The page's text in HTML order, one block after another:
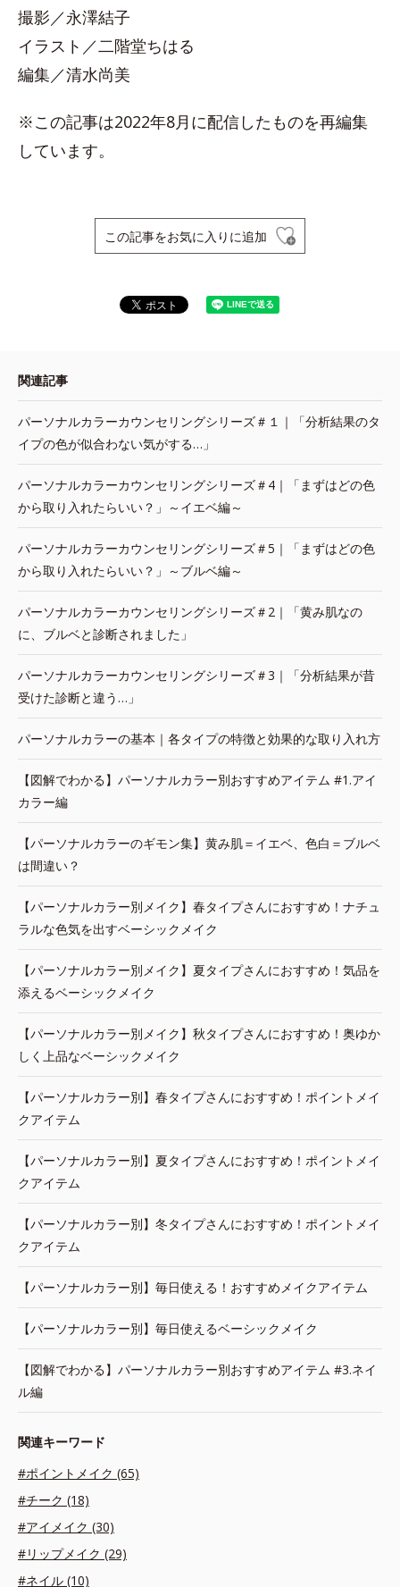
撮影／永澤結子
イラスト／二階堂ちはる
編集／清水尚美
※この記事は2022年8月に配信したものを再編集
しています。
この記事をお気に入りに追加
関連記事
パーソナルカラーカウンセリングシリーズ＃１｜「分析結果のタ
イプの色が似合わない気がする…」
パーソナルカラーカウンセリングシリーズ＃4｜「まずはどの色
から取り入れたらいい？」～イエベ編～
パーソナルカラーカウンセリングシリーズ＃5｜「まずはどの色
から取り入れたらいい？」～ブルベ編～
パーソナルカラーカウンセリングシリーズ＃2｜「黄み肌なの
に、ブルベと診断されました」
パーソナルカラーカウンセリングシリーズ＃3｜「分析結果が昔
受けた診断と違う…」
パーソナルカラーの基本｜各タイプの特徴と効果的な取り入れ方
【図解でわかる】パーソナルカラー別おすすめアイテム #1.アイ
カラー編
【パーソナルカラーのギモン集】黄み肌＝イエベ、色白＝ブルベ
は間違い？
【パーソナルカラー別メイク】春タイプさんにおすすめ！ナチュ
ラルな色気を出すベーシックメイク
【パーソナルカラー別メイク】夏タイプさんにおすすめ！気品を
添えるベーシックメイク
【パーソナルカラー別メイク】秋タイプさんにおすすめ！奥ゆか
しく上品なベーシックメイク
【パーソナルカラー別】春タイプさんにおすすめ！ポイントメイ
クアイテム
【パーソナルカラー別】夏タイプさんにおすすめ！ポイントメイ
クアイテム
【パーソナルカラー別】冬タイプさんにおすすめ！ポイントメイ
クアイテム
【パーソナルカラー別】毎日使える！おすすめメイクアイテム
【パーソナルカラー別】毎日使えるベーシックメイク
【図解でわかる】パーソナルカラー別おすすめアイテム #3.ネイ
ル編
関連キーワード
#ポイントメイク (65)
#チーク (18)
#アイメイク (30)
#リップメイク (29)
#ネイル (10)